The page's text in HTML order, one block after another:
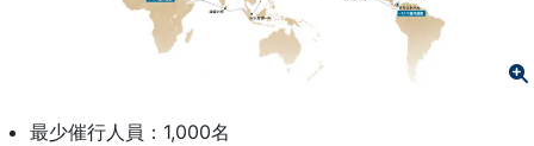
最少催行人員：1,000名